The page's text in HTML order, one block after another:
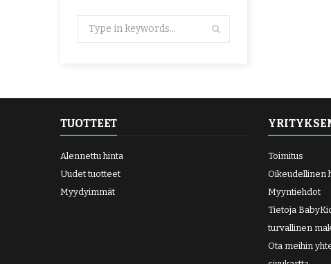
TUOTTEET
Alennettu hinta
Uudet tuotteet
Myydyimmät
Toimitus
Oikeudellinen
Myyntiehdot
Tietoja
turvallinen
Ota meihin